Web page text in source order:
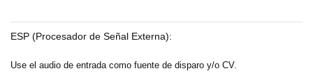
ESP (Procesador de Señal Externa):
Use el audio de entrada como fuente de disparo y/o CV.